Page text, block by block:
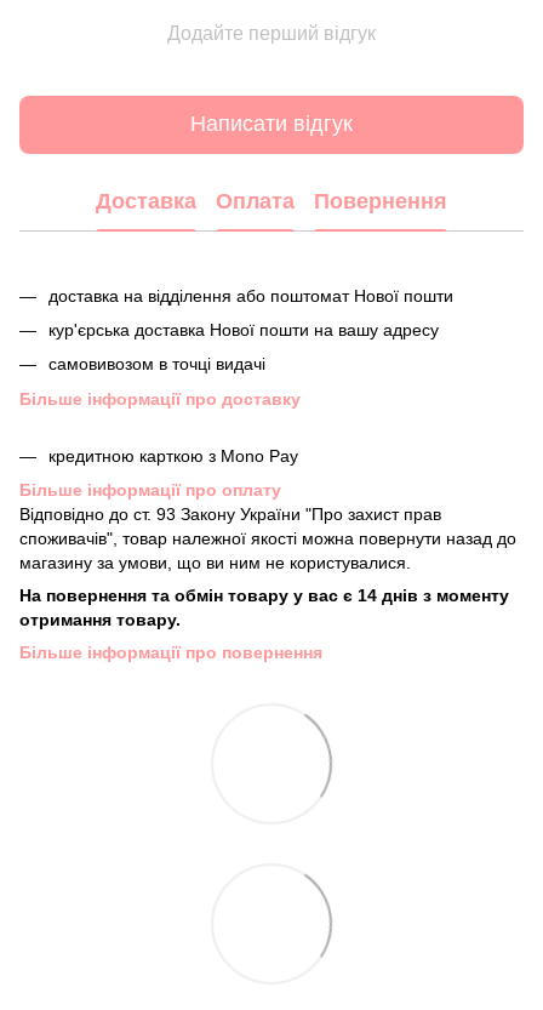
Додайте перший відгук
Написати відгук
Доставка Оплата Повернення
доставка на відділення або поштомат Нової пошти
кур'єрська доставка Нової пошти на вашу адресу
самовивозом в точці видачі
Більше інформації про доставку
кредитною карткою з Mono Pay
Більше інформації про оплату
Відповідно до ст. 93 Закону України "Про захист прав
споживачів", товар належної якості можна повернути назад до
магазину за умови, що ви ним не користувалися.
На повернення та обмін товару у вас є 14 днів з моменту
отримання товару.
Більше інформації про повернення